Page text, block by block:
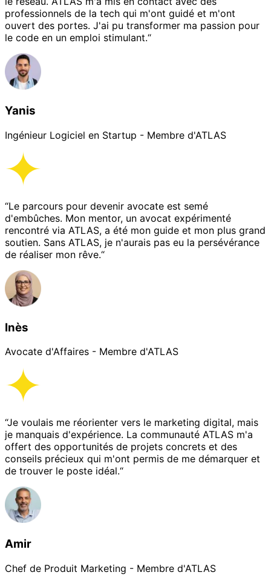
professionnels de la tech qui m'ont guidé et m'ont
ouvert des portes. J'ai pu transformer ma passion pour
le code en un emploi stimulant.“
Yanis
Ingénieur Logiciel en Startup - Membre d'ATLAS
“Le parcours pour devenir avocate est semé
d'embûches. Mon mentor, un avocat expérimenté
rencontré via ATLAS, a été mon guide et mon plus grand
soutien. Sans ATLAS, je n'aurais pas eu la persévérance
de réaliser mon rêve.“
Inès
Avocate d'Affaires - Membre d'ATLAS
“Je voulais me réorienter vers le marketing digital, mais
je manquais d'expérience. La communauté ATLAS m'a
offert des opportunités de projets concrets et des
conseils précieux qui m'ont permis de me démarquer et
de trouver le poste idéal.“
Amir
Chef de Produit Marketing - Membre d'ATLAS